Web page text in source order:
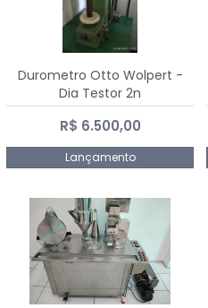
Durometro Otto Wolpert -
Dia Testor 2n
R$ 6.500,00
Lançamento